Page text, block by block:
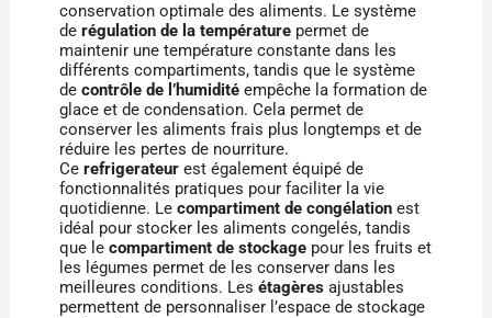
conservation optimale des aliments. Le système
de régulation de la températurepermet de
maintenir une température constante dans les
différents compartiments, tandis que le système
de contrôle de l’humiditéempêche la formation de
glace et de condensation. Cela permet de
conserver les aliments frais plus longtemps et de
réduire les pertes de nourriture.
Ce refrigerateurest également équipé de
fonctionnalités pratiques pour faciliter la vie
quotidienne. Le compartiment de congélationest
idéal pour stocker les aliments congelés, tandis
que le compartiment de stockagepour les fruits et
les légumes permet de les conserver dans les
meilleures conditions. Les étagèresajustables
permettent de personnaliser l’espace de stockage